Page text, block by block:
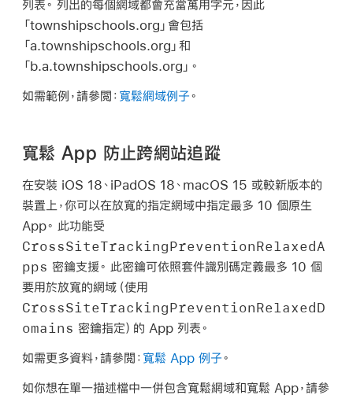
列表。 列出的每個網域都會充當萬用字元，因此
「townshipschools.org」會包括
「a.townshipschools.org」和
「b.a.townshipschools.org」。
如需範例，請參閲： 寬鬆網域例子。
寬鬆 App 防止跨網站追蹤
在安裝 iOS 18 、 iPadOS 18 、 macOS 15 或較新版本的
裝置上，你可以在放寬的指定網域中指定最多 10 個原生
App。 此功能受
CrossSiteTrackingPreventionRelaxedA
pps 密鑰支援。 此密鑰可依照套件識別碼定義最多 10 個
要用於放寬的網域（使用
CrossSiteTrackingPreventionRelaxedD
omains 密鑰指定）的 App 列表。
如需更多資料，請參閲： 寬鬆 App 例子。
如你想在單一描述檔中一併包含寬鬆網域和寬鬆 App，請參